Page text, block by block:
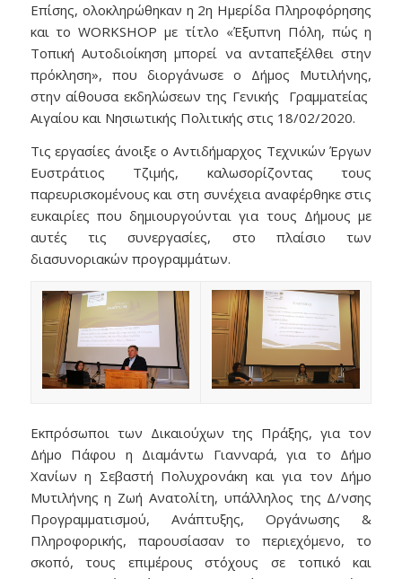
Επίσης, ολοκληρώθηκαν η 2η Ημερίδα Πληροφόρησης
και το WORKSHOP με τίτλο «Έξυπνη Πόλη, πώς η
Τοπική Αυτοδιοίκηση μπορεί να ανταπεξέλθει στην
πρόκληση», που διοργάνωσε ο Δήμος Μυτιλήνης,
στην αίθουσα εκδηλώσεων της Γενικής Γραμματείας
Αιγαίου και Νησιωτικής Πολιτικής στις 18/02/2020.
Τις εργασίες άνοιξε ο Αντιδήμαρχος Τεχνικών Έργων
Ευστράτιος Τζιμής, καλωσορίζοντας τους
παρευρισκομένους και στη συνέχεια αναφέρθηκε στις
ευκαιρίες που δημιουργούνται για τους Δήμους με
αυτές τις συνεργασίες, στο πλαίσιο των
διασυνοριακών προγραμμάτων.
Εκπρόσωποι των Δικαιούχων της Πράξης, για τον
Δήμο Πάφου η Διαμάντω Γιανναρά, για το Δήμο
Χανίων η Σεβαστή Πολυχρονάκη και για τον Δήμο
Μυτιλήνης η Ζωή Ανατολίτη, υπάλληλος της Δ/νσης
Προγραμματισμού, Ανάπτυξης, Οργάνωσης &
Πληροφορικής, παρουσίασαν το περιεχόμενο, το
σκοπό, τους επιμέρους στόχους σε τοπικό και